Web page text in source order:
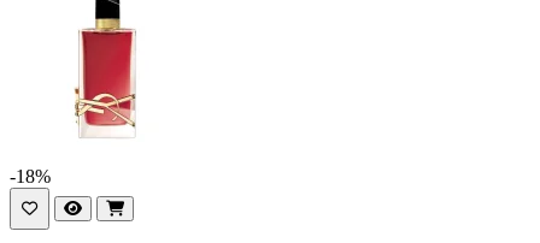
-18%